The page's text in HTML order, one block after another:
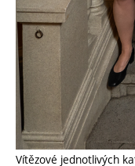
Vítězové jednotlivých